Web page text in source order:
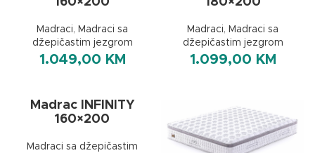
Madraci, Madraci sa
džepičastim jezgrom
1.049,00 KM
Madraci, Madraci sa
džepičastim jezgrom
1.099,00 KM
Madrac INFINITY
160×200
Madraci sa džepičastim